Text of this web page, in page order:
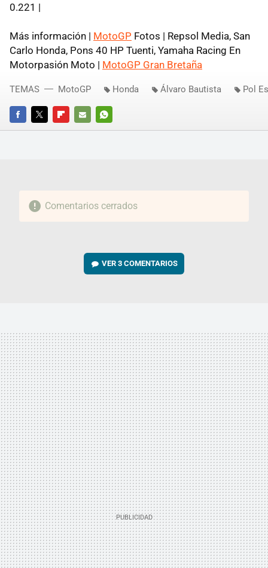
0.221 |
Más información | MotoGP Fotos | Repsol Media, San
Carlo Honda, Pons 40 HP Tuenti, Yamaha Racing En
Motorpasión Moto | MotoGP Gran Bretaña
FACEBOOKTWITTERFLIPBOARD
E-
WHATSAPP
TEMAS MotoGP Honda Álvaro Bautista Pol
Comentarios cerrados
VER3 COMENTARIOS